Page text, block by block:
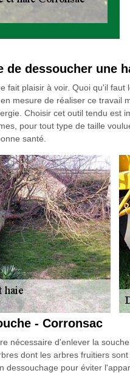
de dessoucher une
fait plaisir à voir. Quoi qu'il
mesure de réaliser ce travail
Choisir cet outil tendu est
pour tout type de taille
santé.
- Corronsac
nécessaire d'enlever la
dont les arbres fruitiers
dessouchage pour éviter